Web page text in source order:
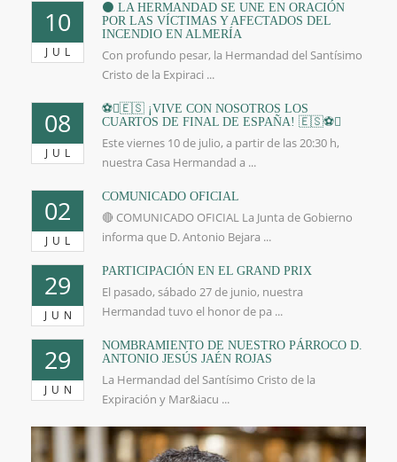
10
JUL
⚫️ LA HERMANDAD SE UNE EN ORACIÓN
POR LAS VÍCTIMAS Y AFECTADOS DEL
INCENDIO EN ALMERÍA
Con profundo pesar, la Hermandad del Santísimo
Cristo de la Expiraci ...
08
JUL
⚽🇪🇸 ¡VIVE CON NOSOTROS LOS
CUARTOS DE FINAL DE ESPAÑA! 🇪🇸⚽
Este viernes 10 de julio, a partir de las 20:30 h,
nuestra Casa Hermandad a ...
02
JUL
COMUNICADO OFICIAL
🔴 COMUNICADO OFICIAL La Junta de Gobierno
informa que D. Antonio Bejara ...
29
JUN
PARTICIPACIÓN EN EL GRAND PRIX
El pasado, sábado 27 de junio, nuestra
Hermandad tuvo el honor de pa ...
29
JUN
NOMBRAMIENTO DE NUESTRO PÁRROCO D.
ANTONIO JESÚS JAÉN ROJAS
La Hermandad del Santísimo Cristo de la
Expiración y Mar&iacu ...